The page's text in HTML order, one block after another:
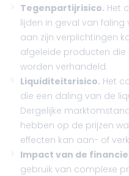
Tegenpartijrisico. Het
lijden in geval van
aan zijn verplichtingen
afgeleide producten die
worden verhandeld.
Liquiditeitsrisico. Het
die een daling van de
Dergelijke
hebben op de prijzen
effecten kan aan- of
Impact van de
gebruik van complexe